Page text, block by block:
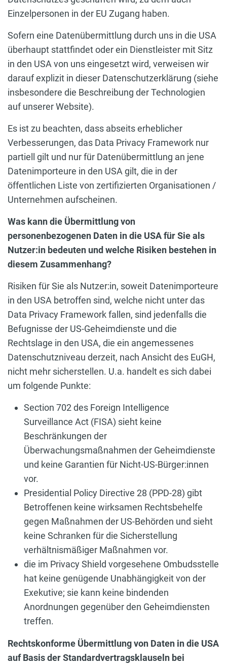
Einzelpersonen in der EU Zugang haben.
Sofern eine Datenübermittlung durch uns in die USA
überhaupt stattfindet oder ein Dienstleister mit Sitz
in den USA von uns eingesetzt wird, verweisen wir
darauf explizit in dieser Datenschutzerklärung (siehe
insbesondere die Beschreibung der Technologien
auf unserer Website).
Es ist zu beachten, dass abseits erheblicher
Verbesserungen, das Data Privacy Framework nur
partiell gilt und nur für Datenübermittlung an jene
Datenimporteure in den USA gilt, die in der
öffentlichen Liste von zertifizierten Organisationen /
Unternehmen aufscheinen.
Was kann die Übermittlung von
personenbezogenen Daten in die USA für Sie als
Nutzer:in bedeuten und welche Risiken bestehen in
diesem Zusammenhang?
Risiken für Sie als Nutzer:in, soweit Datenimporteure
in den USA betroffen sind, welche nicht unter das
Data Privacy Framework fallen, sind jedenfalls die
Befugnisse der US-Geheimdienste und die
Rechtslage in den USA, die ein angemessenes
Datenschutzniveau derzeit, nach Ansicht des EuGH,
nicht mehr sicherstellen. U.a. handelt es sich dabei
um folgende Punkte:
Section 702 des Foreign Intelligence
Surveillance Act (FISA) sieht keine
Beschränkungen der
Überwachungsmaßnahmen der Geheimdienste
und keine Garantien für Nicht-US-Bürger:innen
vor.
Presidential Policy Directive 28 (PPD-28) gibt
Betroffenen keine wirksamen Rechtsbehelfe
gegen Maßnahmen der US-Behörden und sieht
keine Schranken für die Sicherstellung
verhältnismäßiger Maßnahmen vor.
die im Privacy Shield vorgesehene Ombudsstelle
hat keine genügende Unabhängigkeit von der
Exekutive; sie kann keine bindenden
Anordnungen gegenüber den Geheimdiensten
treffen.
Rechtskonforme Übermittlung von Daten in die USA
auf Basis der Standardvertragsklauseln bei